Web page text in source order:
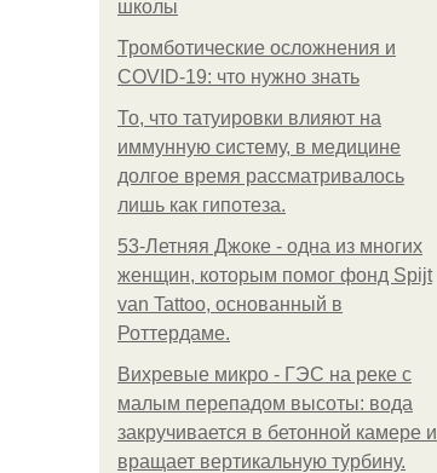
школы
Тромботические осложнения и
COVID-19: что нужно знать
То, что татуировки влияют на
иммунную систему, в медицине
долгое время рассматривалось
лишь как гипотеза.
53-Летняя Джоке - одна из многих
женщин, которым помог фонд Spijt
van Tattoo, основанный в
Роттердаме.
Вихревые микро - ГЭС на реке с
малым перепадом высоты: вода
закручивается в бетонной камере и
вращает вертикальную турбину.